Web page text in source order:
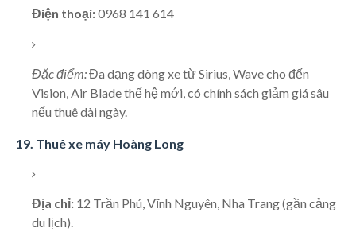
Điện thoại:0968 141 614
Đặc điểm:Đa dạng dòng xe từ Sirius, Wave cho đến
Vision, Air Blade thế hệ mới, có chính sách giảm giá sâu
nếu thuê dài ngày.
19. Thuê xe máy Hoàng Long
Địa chỉ: 12 Trần Phú, Vĩnh Nguyên, Nha Trang (gần cảng
du lịch).